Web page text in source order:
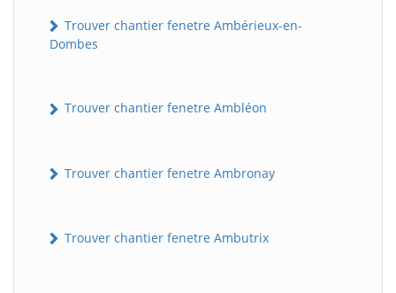
Trouver chantier fenetre Ambérieux-en-
Dombes
Trouver chantier fenetre Ambléon
Trouver chantier fenetre Ambronay
Trouver chantier fenetre Ambutrix